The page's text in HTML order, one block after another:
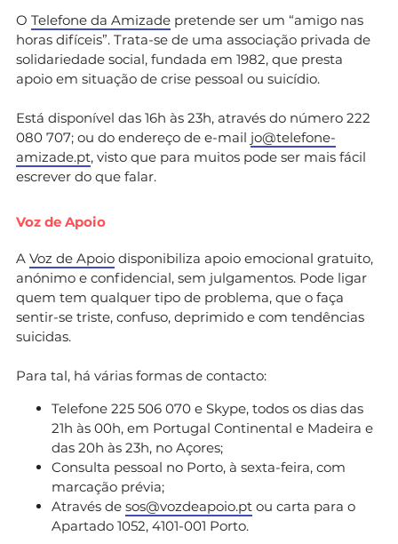
O Telefone da Amizade pretende ser um “amigo nas
horas difíceis”. Trata-se de uma associação privada de
solidariedade social, fundada em 1982, que presta
apoio em situação de crise pessoal ou suicídio.
Está disponível das 16h às 23h, através do número 222
080 707; ou do endereço de e-mail jo@telefone-
amizade.pt, visto que para muitos pode ser mais fácil
escrever do que falar.
Voz de Apoio
A Voz de Apoio disponibiliza apoio emocional gratuito,
anónimo e confidencial, sem julgamentos. Pode ligar
quem tem qualquer tipo de problema, que o faça
sentir-se triste, confuso, deprimido e com tendências
suicidas.
Para tal, há várias formas de contacto:
Telefone 225 506 070 e Skype, todos os dias das
21h às 00h, em Portugal Continental e Madeira e
das 20h às 23h, no Açores;
Consulta pessoal no Porto, à sexta-feira, com
marcação prévia;
Através de sos@vozdeapoio.pt ou carta para o
Apartado 1052, 4101-001 Porto.